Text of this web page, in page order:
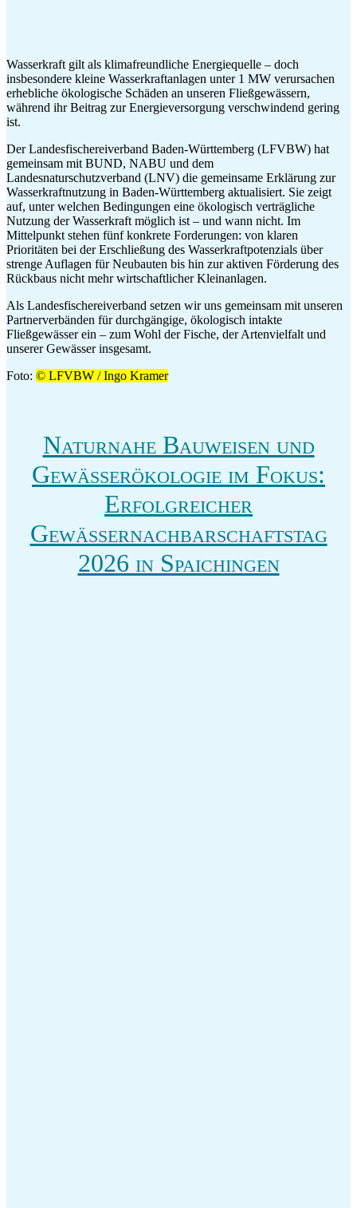
Wasserkraft gilt als klimafreundliche Energiequelle – doch
insbesondere kleine Wasserkraftanlagen unter 1 MW verursachen
erhebliche ökologische Schäden an unseren Fließgewässern,
während ihr Beitrag zur Energieversorgung verschwindend gering
ist.
Der Landesfischereiverband Baden-Württemberg (LFVBW) hat
gemeinsam mit BUND, NABU und dem
Landesnaturschutzverband (LNV) die gemeinsame Erklärung zur
Wasserkraftnutzung in Baden-Württemberg aktualisiert. Sie zeigt
auf, unter welchen Bedingungen eine ökologisch verträgliche
Nutzung der Wasserkraft möglich ist – und wann nicht. Im
Mittelpunkt stehen fünf konkrete Forderungen: von klaren
Prioritäten bei der Erschließung des Wasserkraftpotenzials über
strenge Auflagen für Neubauten bis hin zur aktiven Förderung des
Rückbaus nicht mehr wirtschaftlicher Kleinanlagen.
Als Landesfischereiverband setzen wir uns gemeinsam mit unseren
Partnerverbänden für durchgängige, ökologisch intakte
Fließgewässer ein – zum Wohl der Fische, der Artenvielfalt und
unserer Gewässer insgesamt.
Foto: © LFVBW / Ingo Kramer
Naturnahe Bauweisen und
Gewässerökologie im Fokus:
Erfolgreicher
Gewässernachbarschaftstag
2026 in Spaichingen